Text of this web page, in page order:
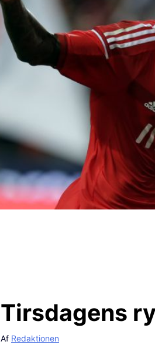
Tirsdagens
Af Redaktionen